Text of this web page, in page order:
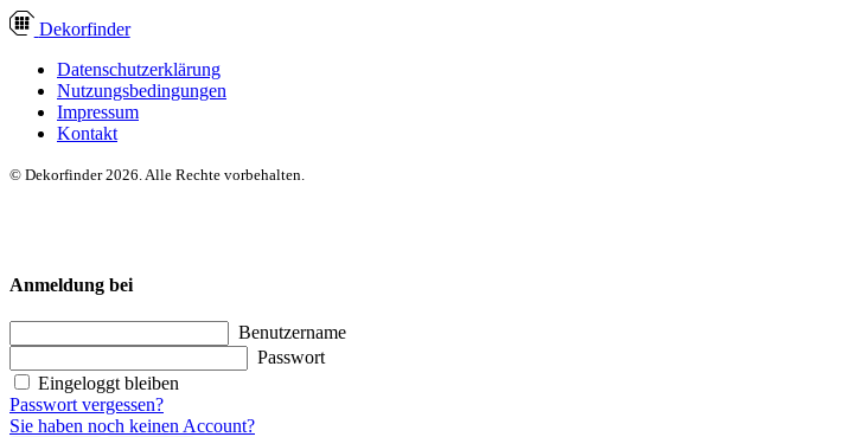
Dekorfinder
Datenschutzerklärung
Nutzungsbedingungen
Impressum
Kontakt
© Dekorfinder 2026. Alle Rechte vorbehalten.
Anmeldung bei
Benutzername
Passwort
Eingeloggt bleiben
Passwort vergessen?
Sie haben noch keinen Account?